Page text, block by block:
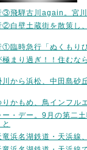
③飛騨古川again。宮川
②白壁土蔵街を散策し
臨時急行「ぬくもりひ
まり過ぎ！！住むな
から浜松、中田島砂
かもめ、鳥インフル
ー・デー。9月の第二
浜名湖鉄道・天浜線